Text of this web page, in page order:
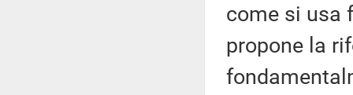
come si usa
propone la